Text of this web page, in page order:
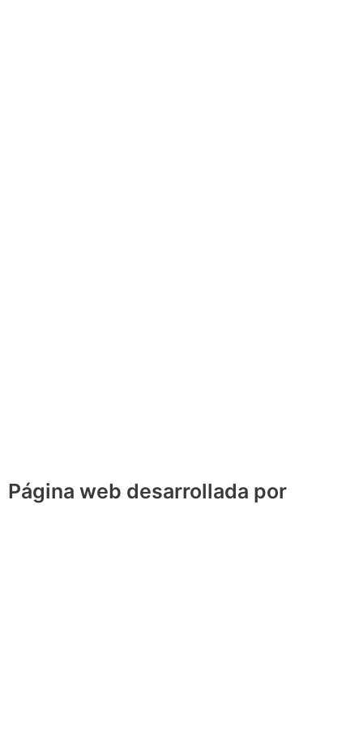
Página web desarrollada por